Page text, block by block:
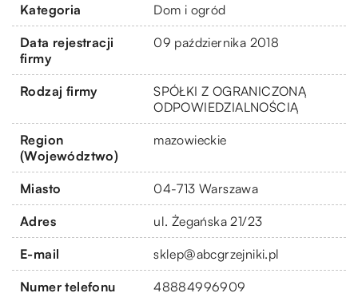
Kategoria Dom i ogród
Data rejestracji
firmy
09 października 2018
Rodzaj firmy
SPÓŁKI Z OGRANICZONĄ
ODPOWIEDZIALNOŚCIĄ
Region
(Województwo)
mazowieckie
Miasto 04-713 Warszawa
Adres ul. Żegańska 21/23
E-mail sklep@abcgrzejniki.pl
Numer telefonu 48884996909